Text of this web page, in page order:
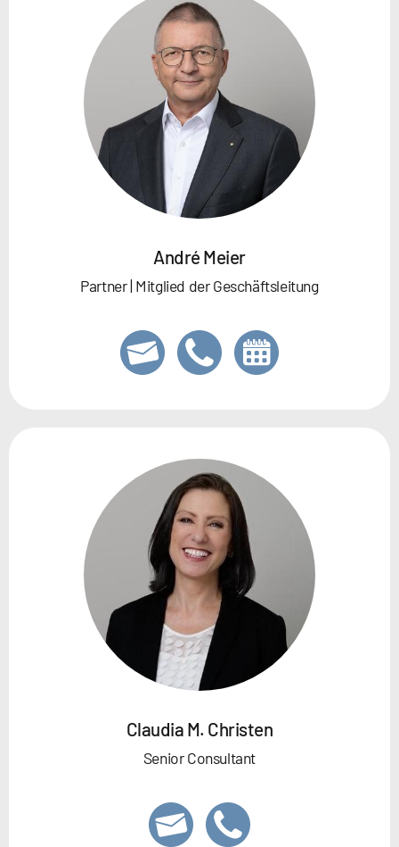
André Meier
Partner | Mitglied der Geschäftsleitung
Claudia M. Christen
Senior Consultant